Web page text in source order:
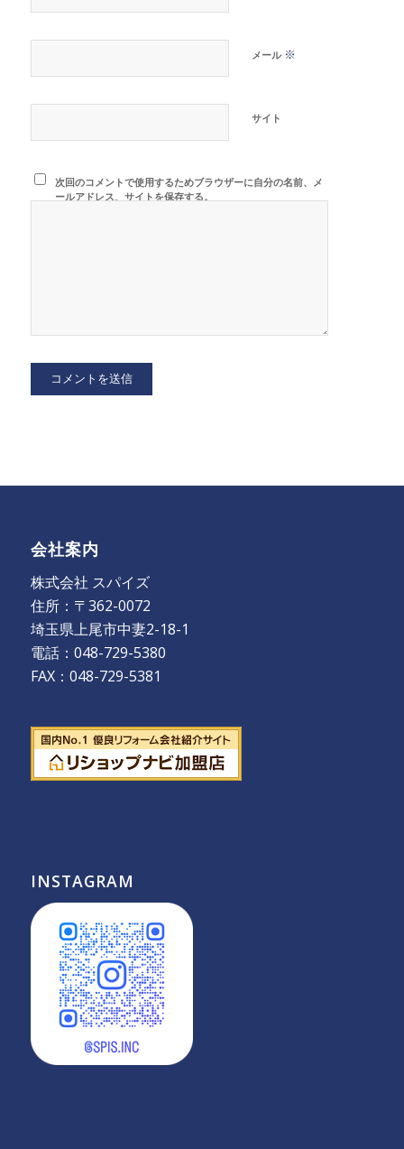
メール ※
サイト
次回のコメントで使用するためブラウザーに自分の名前、メ
ールアドレス、サイトを保存する。
会社案内
株式会社 スパイズ
住所：〒362-0072
埼玉県上尾市中妻2-18-1
電話：048-729-5380
FAX：048-729-5381
INSTAGRAM